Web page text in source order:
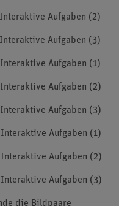
Aufgaben (2)
Aufgaben (3)
Aufgaben (1)
Aufgaben (2)
Aufgaben (3)
Aufgaben (1)
Aufgaben (2)
Aufgaben (3)
die Bildpaare